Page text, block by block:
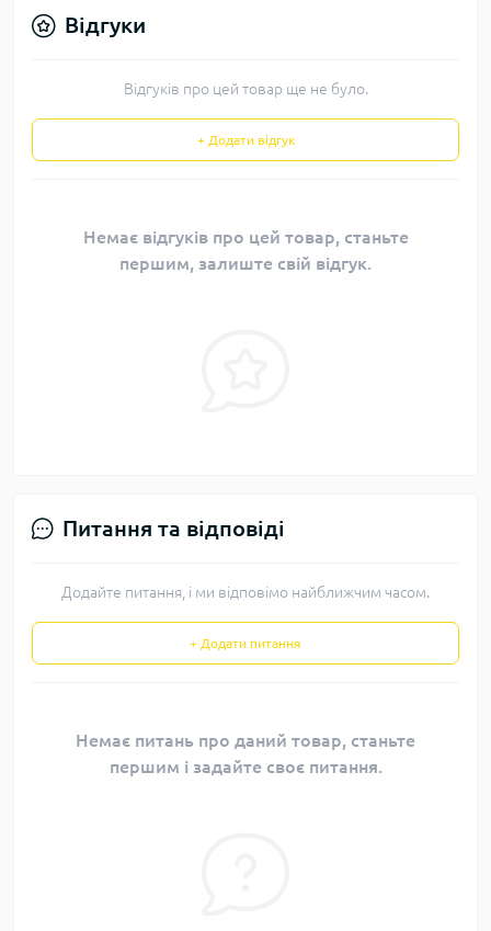
Відгуки
Відгуків про цей товар ще не було.
+ Додати відгук
Немає відгуків про цей товар, станьте
першим, залиште свій відгук.
Питання та відповіді
Додайте питання, і ми відповімо найближчим часом.
+ Додати питання
Немає питань про даний товар, станьте
першим і задайте своє питання.